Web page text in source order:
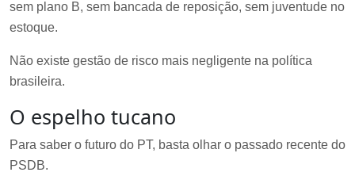
sem plano B, sem bancada de reposição, sem juventude no
estoque.
Não existe gestão de risco mais negligente na política
brasileira.
O espelho tucano
Para saber o futuro do PT, basta olhar o passado recente do
PSDB.